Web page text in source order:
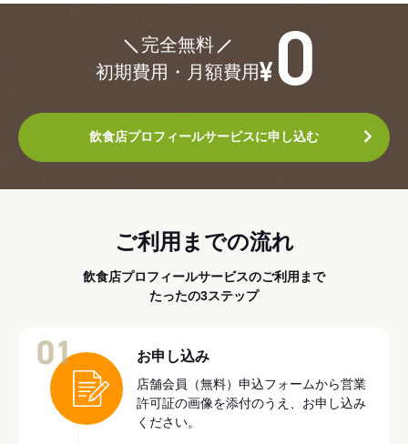
完全無料
初期費用・月額費用
飲食店プロフィールサービスに申し込む
ご利用までの流れ
飲食店プロフィールサービスのご利用まで
たったの3ステップ
お申し込み
店舗会員（無料）申込フォームから営業
許可証の画像を添付のうえ、お申し込み
ください。